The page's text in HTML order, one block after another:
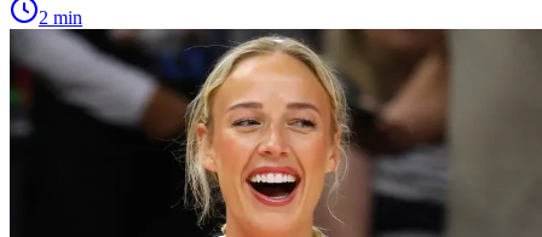
2 min